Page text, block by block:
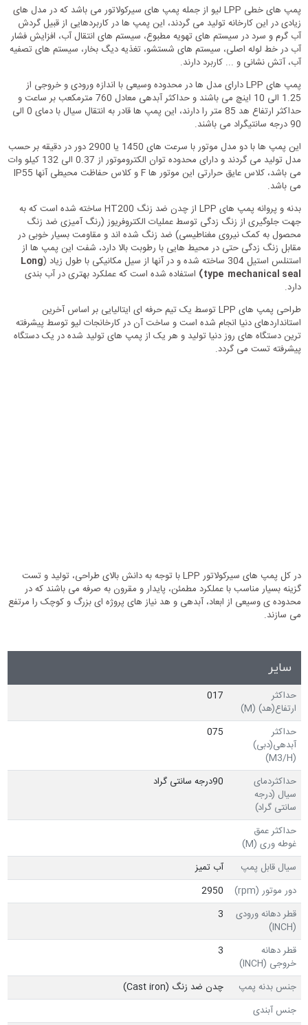
پمپ های خطی LPP لیو از جمله پمپ های سیرکولاتور می باشد که در مدل های
زیادی در این کارخانه تولید می گردند، این پمپ ها در کاربردهایی از قبیل گردش
آب گرم و سرد در سیستم های تهویه مطبوع، سیستم های انتقال آب، افزایش فشار
آب در خط لوله اصلی، سیستم های شستشو، تغذیه دیگ بخار، سیستم های تصفیه
آب، آتش نشانی و ... کاربرد دارند.
پمپ های LPP دارای مدل ها در محدوده وسیعی با اندازه ورودی و خروجی از
1.25 الی 10 اینچ می باشند و حداکثر آبدهی معادل 760 مترمکعب بر ساعت و
حداکثر ارتفاع هد 85 متر را دارند، این پمپ ها قادر به انتقال سیال با دمای 0 الی
90 درجه سانتیگراد می باشند.
این پمپ ها با دو مدل موتور با سرعت های 1450 یا 2900 دور در دقیقه بر حسب
مدل تولید می گردند و دارای محدوده توان الکتروموتور از 0.37 الی 132 کیلو وات
می باشد، کلاس عایق حرارتی این موتور ها F و کلاس حفاظت محیطی آنها IP55
می باشد.
بدنه و پروانه پمپ های LPP از چدن ضد زنگ HT200 ساخته شده است که به
جهت جلوگیری از زنگ زدگی توسط عملیات الکتروفریوز (رنگ آمیزی ضد زنگ
محصول به کمک نیروی مغناطیسی) ضد زنگ شده اند و مقاومت بسیار خوبی در
مقابل زنگ زدگی حتی در محیط هایی با رطوبت بالا دارد، شفت این پمپ ها از
استنلس استیل 304 ساخته شده و در آنها از سیل مکانیکی با طول زیاد (
Long
type mechanical seal) استفاده شده است که عملکرد بهتری در آب بندی
دارد.
طراحی پمپ های LPP توسط یک تیم حرفه ای ایتالیایی بر اساس آخرین
استانداردهای دنیا انجام شده است و ساخت آن در کارخانجات لیو توسط پیشرفته
ترین دستگاه های روز دنیا تولید و هر یک از پمپ های تولید شده در یک دستگاه
پیشرفته تست می گردد.
در کل پمپ های سیرکولاتور LPP با توجه به دانش بالای طراحی، تولید و تست
گزینه بسیار مناسب با عملکرد مطمئن، پایدار و مقرون به صرفه می باشند که در
محدوده ی وسیعی از ابعاد، آبدهی و هد نیاز های پروژه ای بزرگ و کوچک را مرتفع
می سازند.
سایر
حداکثر
ارتفاع(هد) (M)
017
حداکثر
آبدهی(دبی)
(M3/H)
075
حداکثردمای
سیال (درجه
سانتی گراد)
90درجه سانتی گراد
حداکثر عمق
غوطه وری (M)
سیال قابل پمپ
آب تمیز
دور موتور (rpm)
2950
قطر دهانه ورودی
(INCH)
3
قطر دهانه
خروجی (INCH)
3
جنس بدنه پمپ
چدن ضد زنگ (Cast iron)
جنس آبندی